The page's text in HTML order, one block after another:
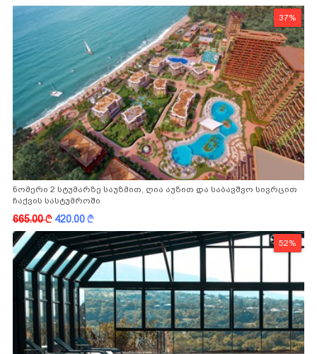
37%
ნომერი 2 სტუმარზე საუზმით, ღია აუზით და საბავშვო სივრცით
ჩაქვის სასტუმროში
665.00k 420.00k
52%